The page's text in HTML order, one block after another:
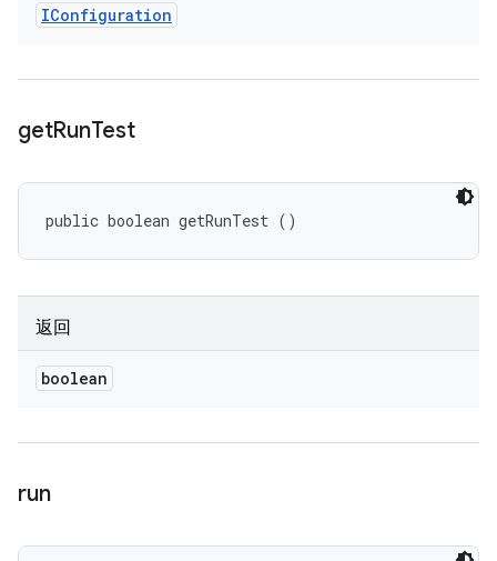
IConfiguration
getRunTest
public boolean getRunTest ()
返回
boolean
run